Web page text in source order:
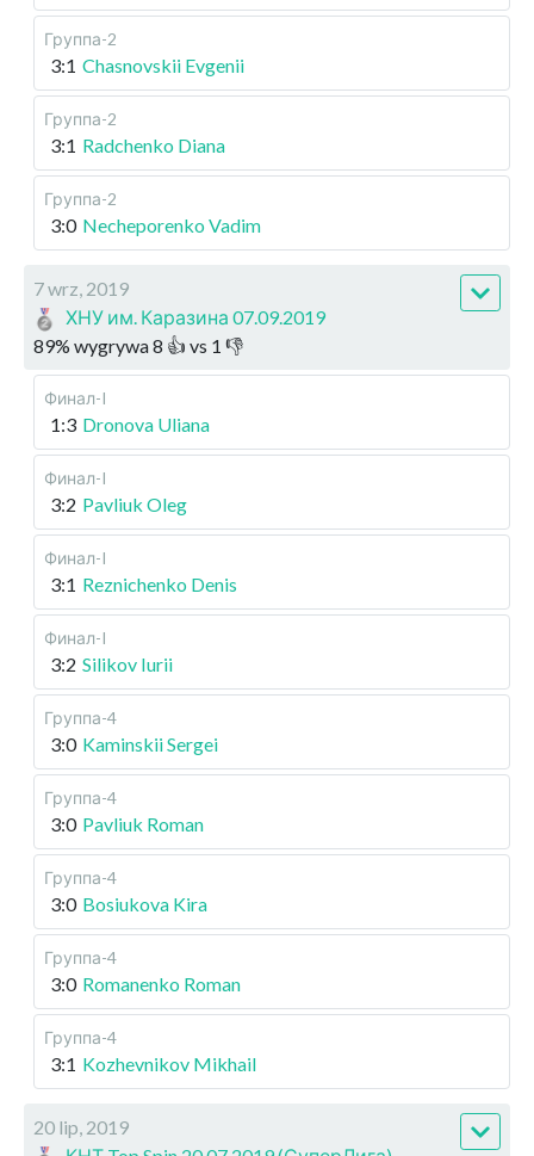
Группа-2
3:1 Chasnovskii Evgenii
Группа-2
3:1 Radchenko Diana
Группа-2
3:0 Necheporenko Vadim
7 wrz, 2019
ХНУ им. Каразина 07.09.2019
89% wygrywa8 👍 vs 1 👎
Финал-I
1:3 Dronova Uliana
Финал-I
3:2 Pavliuk Oleg
Финал-I
3:1 Reznichenko Denis
Финал-I
3:2 Silikov Iurii
Группа-4
3:0 Kaminskii Sergei
Группа-4
3:0 Pavliuk Roman
Группа-4
3:0 Bosiukova Kira
Группа-4
3:0 Romanenko Roman
Группа-4
3:1 Kozhevnikov Mikhail
20 lip, 2019